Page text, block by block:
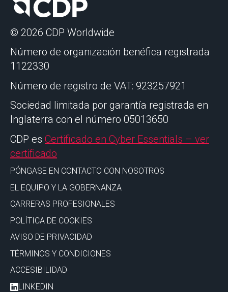
© 2026 CDP Worldwide
Número de organización benéfica registrada
1122330
Número de registro de VAT: 923257921
Sociedad limitada por garantía registrada en
Inglaterra con el número 05013650
CDP es Certificado en Cyber Essentials – ver
certificado
PÓNGASE EN CONTACTO CON NOSOTROS
EL EQUIPO Y LA GOBERNANZA
CARRERAS PROFESIONALES
POLÍTICA DE COOKIES
AVISO DE PRIVACIDAD
TÉRMINOS Y CONDICIONES
ACCESIBILIDAD
LINKEDIN